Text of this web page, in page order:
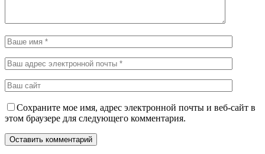
Сохраните мое имя, адрес электронной почты и веб-сайт в
этом браузере для следующего комментария.